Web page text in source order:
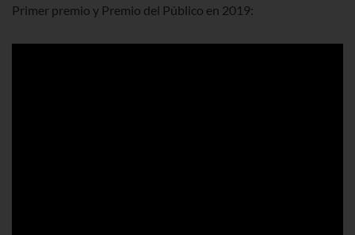
Primer premio y Premio del Público en 2019: